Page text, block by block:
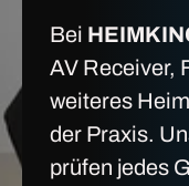
Bei
AV Receiver,
weiteres
der Praxis.
prüfen jedes